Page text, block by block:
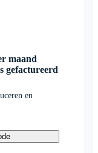
maand
gefactureerd
en